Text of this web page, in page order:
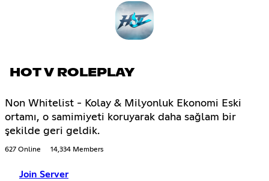
HOT V ROLEPLAY
Non Whitelist - Kolay & Milyonluk Ekonomi Eski
ortamı, o samimiyeti koruyarak daha sağlam bir
şekilde geri geldik.
627 Online 14,334 Members
Join Server